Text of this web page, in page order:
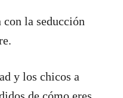
la seducción
y los chicos a